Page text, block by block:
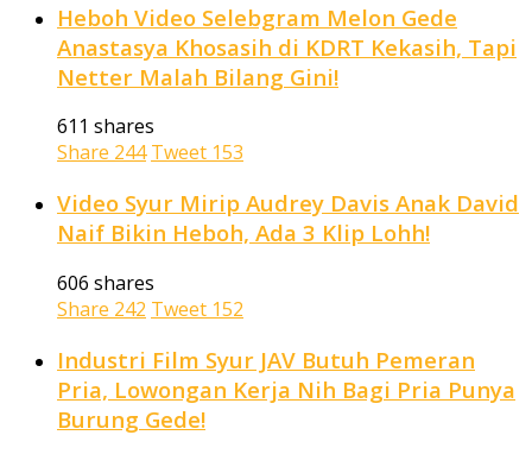
Heboh Video Selebgram Melon Gede
Anastasya Khosasih di KDRT Kekasih, Tapi
Netter Malah Bilang Gini!
611 shares
Share 244 Tweet 153
Video Syur Mirip Audrey Davis Anak David
Naif Bikin Heboh, Ada 3 Klip Lohh!
606 shares
Share 242 Tweet 152
Industri Film Syur JAV Butuh Pemeran
Pria, Lowongan Kerja Nih Bagi Pria Punya
Burung Gede!